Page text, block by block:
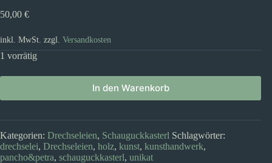
50,00 €
inkl. MwSt. zzgl. Versandkosten
1 vorrätig
In den Warenkorb
Kategorien: Drechseleien, Schauguckkasterl Schlagwörter:
drechselei, Drechseleien, holz, kunst, kunsthandwerk,
pancho&petra, schauguckkasterl, unikat